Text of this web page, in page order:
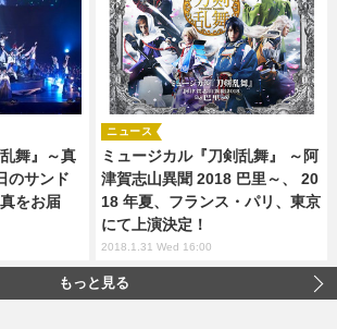
舞』～真
のサンド
をお届
ミュージカル『刀剣乱舞』 ～阿
津賀志山異聞 2018 巴里～、 20
18 年夏、フランス・パリ、東京
にて上演決定！
ニュース
2018.1.31 Wed 16:00
もっと見る